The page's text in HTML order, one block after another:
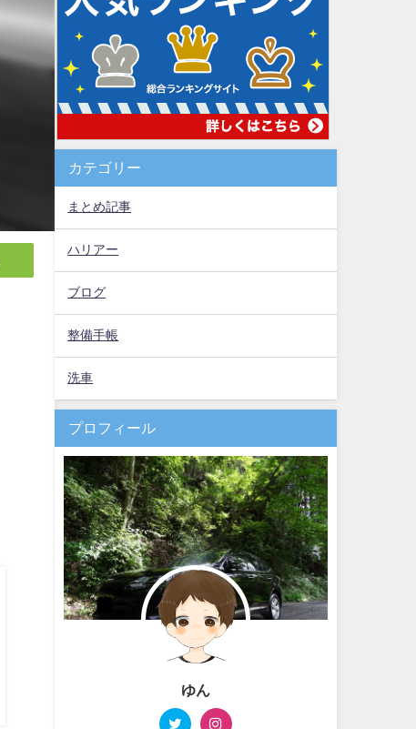
カテゴリー
まとめ記事
ハリアー
ブログ
整備手帳
洗車
プロフィール
ゆん